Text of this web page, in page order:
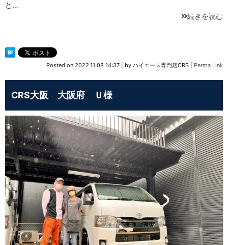
と…
続きを読む
Posted on 2022.11.08 14:37 by ハイエース専門店CRS Perma Link
CRS大阪 大阪府 Ｕ様